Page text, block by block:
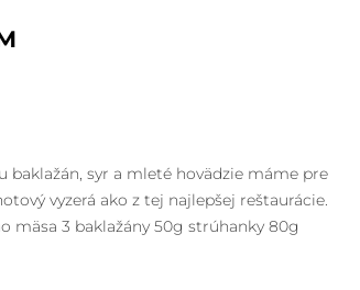
syr a mleté hovädzie máme pre
vyzerá ako z tej najlepšej reštaurácie.
mäsa 3 baklažány 50g strúhanky 80g